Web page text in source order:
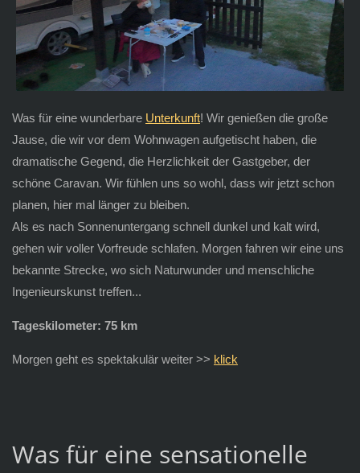
Was für eine wunderbare Unterkunft! Wir genießen die große
Jause, die wir vor dem Wohnwagen aufgetischt haben, die
dramatische Gegend, die Herzlichkeit der Gastgeber, der
schöne Caravan. Wir fühlen uns so wohl, dass wir jetzt schon
planen, hier mal länger zu bleiben.
Als es nach Sonnenuntergang schnell dunkel und kalt wird,
gehen wir voller Vorfreude schlafen. Morgen fahren wir eine uns
bekannte Strecke, wo sich Naturwunder und menschliche
Ingenieurskunst treffen...
Tageskilometer: 75 km
Morgen geht es spektakulär weiter >> klick
Was für eine sensationelle